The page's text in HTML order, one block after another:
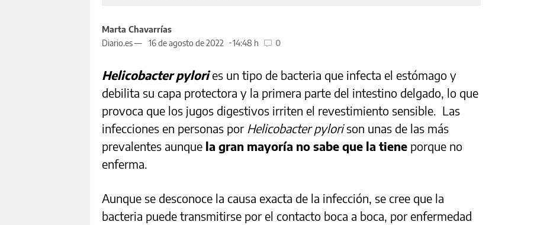
Marta Chavarrías
Diario.es —
16 de agosto de 2022 14:48 h 0
Helicobacter pylori es un tipo de bacteria que infecta el estómago y
debilita su capa protectora y la primera parte del intestino delgado, lo que
provoca que los jugos digestivos irriten el revestimiento sensible. Las
infecciones en personas por Helicobacter pylorison unas de las más
prevalentes aunque la gran mayoría no sabe que la tiene porque no
enferma.
Aunque se desconoce la causa exacta de la infección, se cree que la
bacteria puede transmitirse por el contacto boca a boca, por enfermedad